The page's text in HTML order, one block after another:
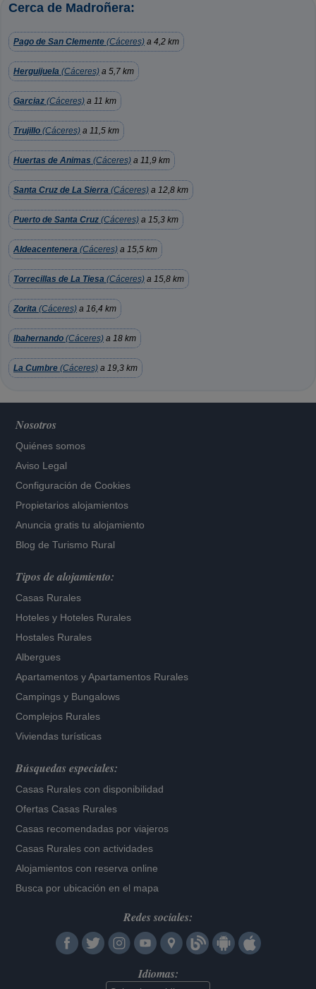
Cerca de Madroñera:
Pago de San Clemente (Cáceres) a 4,2 km
Herguijuela (Cáceres) a 5,7 km
Garciaz (Cáceres) a 11 km
Trujillo (Cáceres) a 11,5 km
Huertas de Animas (Cáceres) a 11,9 km
Santa Cruz de La Sierra (Cáceres) a 12,8 km
Puerto de Santa Cruz (Cáceres) a 15,3 km
Aldeacentenera (Cáceres) a 15,5 km
Torrecillas de La Tiesa (Cáceres) a 15,8 km
Zorita (Cáceres) a 16,4 km
Ibahernando (Cáceres) a 18 km
La Cumbre (Cáceres) a 19,3 km
Nosotros
Quiénes somos
Aviso Legal
Configuración de Cookies
Propietarios alojamientos
Anuncia gratis tu alojamiento
Blog de Turismo Rural
Tipos de alojamiento:
Casas Rurales
Hoteles y Hoteles Rurales
Hostales Rurales
Albergues
Apartamentos yApartamentos Rurales
Campings y Bungalows
Complejos Rurales
Viviendas turísticas
Búsquedas especiales:
Casas Rurales con disponibilidad
Ofertas Casas Rurales
Casas recomendadas por viajeros
Casas Rurales con actividades
Alojamientos con reserva online
Busca por ubicación en el mapa
Redes sociales:
Idiomas: